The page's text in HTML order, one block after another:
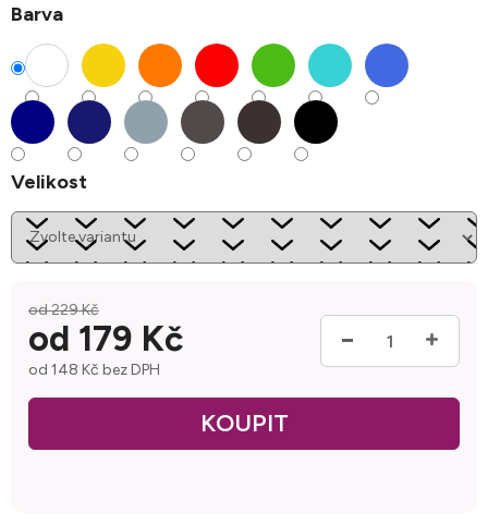
Barva
Velikost
od 229 Kč
od 179 Kč
od 148 Kč bez DPH